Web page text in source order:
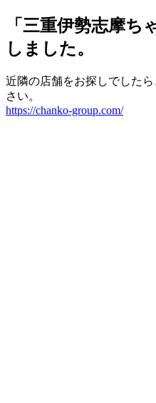
「三重伊勢志摩ち
しました。
近隣の店舗をお探しでした
さい。
https://chanko-group.com/